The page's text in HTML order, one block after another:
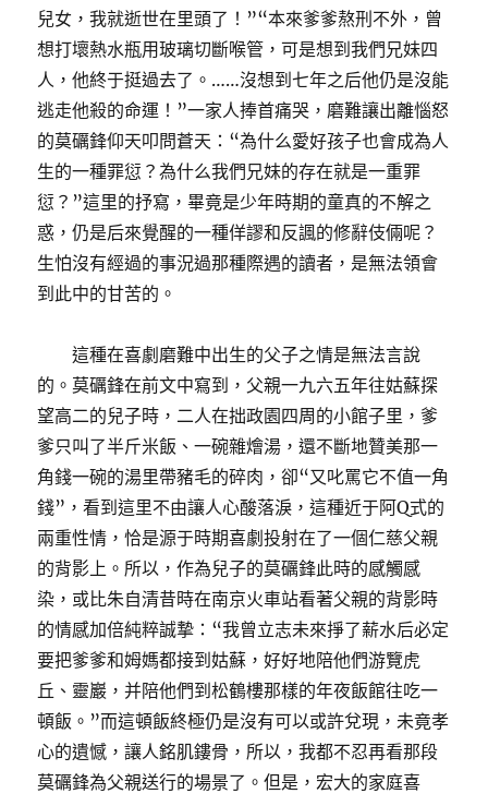
兒女，我就逝世在里頭了！”“本來爹爹熬刑不外，曾
想打壞熱水瓶用玻璃切斷喉管，可是想到我們兄妹四
人，他終于挺過去了。……沒想到七年之后他仍是沒能
逃走他殺的命運！”一家人捧首痛哭，磨難讓出離惱怒
的莫礪鋒仰天叩問蒼天：“為什么愛好孩子也會成為人
生的一種罪愆？為什么我們兄妹的存在就是一重罪
愆？”這里的抒寫，畢竟是少年時期的童真的不解之
惑，仍是后來覺醒的一種佯謬和反諷的修辭伎倆呢？
生怕沒有經過的事況過那種際遇的讀者，是無法領會
到此中的甘苦的。
這種在喜劇磨難中出生的父子之情是無法言說
的。莫礪鋒在前文中寫到，父親一九六五年往姑蘇探
望高二的兒子時，二人在拙政園四周的小館子里，爹
爹只叫了半斤米飯、一碗雜燴湯，還不斷地贊美那一
角錢一碗的湯里帶豬毛的碎肉，卻“又叱罵它不值一角
錢”，看到這里不由讓人心酸落淚，這種近于阿Q式的
兩重性情，恰是源于時期喜劇投射在了一個仁慈父親
的背影上。所以，作為兒子的莫礪鋒此時的感觸感
染，或比朱自清昔時在南京火車站看著父親的背影時
的情感加倍純粹誠摯：“我曾立志未來掙了薪水后必定
要把爹爹和姆媽都接到姑蘇，好好地陪他們游覽虎
丘、靈巖，并陪他們到松鶴樓那樣的年夜飯館往吃一
頓飯。”而這頓飯終極仍是沒有可以或許兌現，未竟孝
心的遺憾，讓人銘肌鏤骨，所以，我都不忍再看那段
莫礪鋒為父親送行的場景了。但是，宏大的家庭喜